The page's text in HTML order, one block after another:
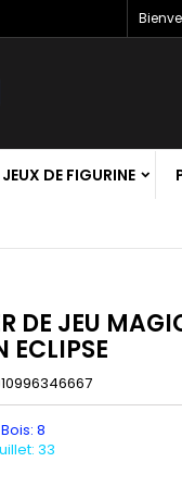
JEUX DE FIGURINE
DE JEU
ECLIPSE
8
33